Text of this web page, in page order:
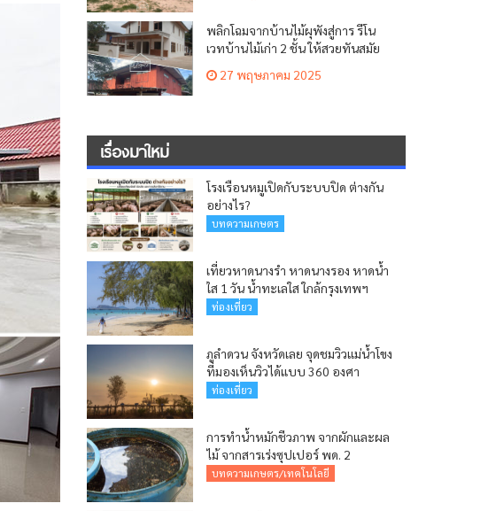
พลิกโฉมจากบ้านไม้ผุพังสู่การ รีโน
เวทบ้านไม้เก่า 2 ชั้น ให้สวยทันสมัย
27 พฤษภาคม 2025
เรื่องมาใหม่
โรงเรือนหมูเปิดกับระบบปิด ต่างกัน
อย่างไร?
บทความเกษตร
เที่ยวหาดนางรำ หาดนางรอง หาดน้ำ
ใส 1 วัน น้ำทะเลใส ใกล้กรุงเทพฯ
ท่องเที่ยว
ภูลำดวน จังหวัดเลย จุดชมวิวแม่น้ำโขง
ที่มองเห็นวิวได้แบบ 360 องศา
ท่องเที่ยว
การทำน้ำหมักชีวภาพ จากผักและผล
ไม้ จากสารเร่งซุปเปอร์ พด. 2
บทความเกษตร/เทคโนโลยี